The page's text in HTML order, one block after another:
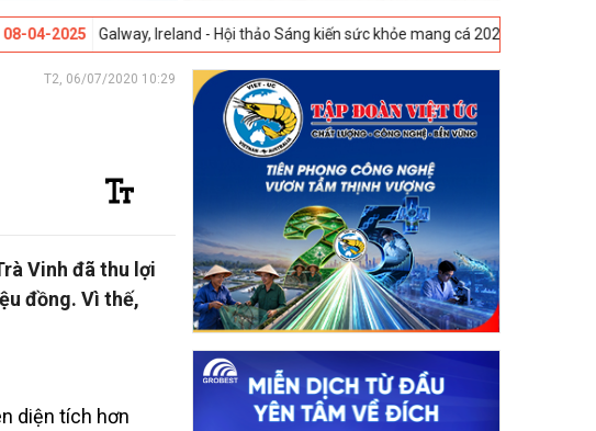
Ireland - Hội thảo Sáng kiến sức khỏe mang cá 2025 -23-04-2025 Vigo, Tây
T2, 06/07/2020 10:29
Vinh đã thu lợi
đồng. Vì thế,
diện tích hơn